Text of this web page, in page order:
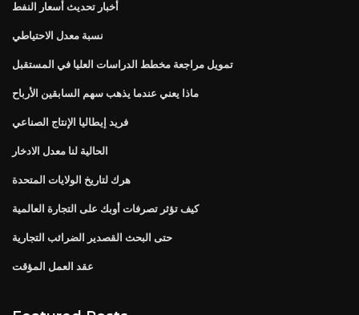
أخبار تحديث أسعار النفط
نسبة معدل الاحتياطي
تمويل مراجعة مخطط الدراسات العليا في المستقبل
ماذا يعني عندما يذهب سهم السابقين الأرباح
فريد إيطاليا الإنتاج الصناعي
الحالية لنا معدل الادخار
هرك لتاريخ الولايات المتحدة
كيف تؤثر تصرفات أوبك على التجارة العالمية
حتى البحث القصدير الضرائب التجارية
عقد العمل المؤقت